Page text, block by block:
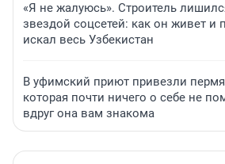
«Я не жалуюсь». Строитель
звездой соцсетей: как он живет и
искал весь Узбекистан
В уфимский приют привезли
которая почти ничего о себе не
вдруг она вам знакома